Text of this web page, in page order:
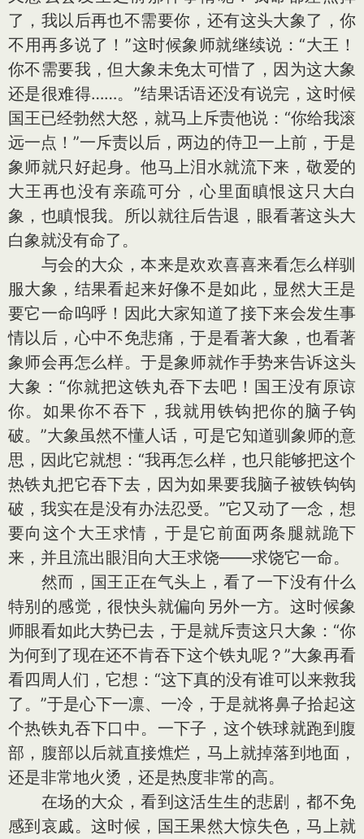
了，我以后再也不需要你，还有这头大象了，你
不用再多说了！”这时候象师就继续说：“大王！
你不需要我，但大象未免太可惜了，因为这大象
还是很难得……。”结果话语还没有说完，这时候
国王已经勃然大怒，就马上斥责他说：“你给我滚
远一点！”一斥责以后，两边的侍卫一上前，于是
象师就只好起身。他马上泪水就流下来，敬爱的
大王再也没有亲疏可分，心里面瞋恨这只大白
象，也瞋恨我。所以就往后告退，眼看著这头大
白象就没有命了。
与会的大众，本来是欢欢喜喜来看怎么样驯
服大象，结果看起来好像不是如此，显然大王是
要它一命呜呼！因此大家知道了接下来会发生事
情以后，心中不免悲痛，于是看著大象，也看著
象师会再怎么样。于是象师就作手势来告诉这头
大象：“你就把这铁丸吞下去吧！国王没有原谅
你。如果你不吞下，我就用铁钩把你的脑子钩
破。”大象虽然不懂人话，可是它知道驯象师的意
思，因此它就想：“我再怎么样，也只能够把这个
热铁丸把它吞下去，因为如果要我脑子被铁钩钩
破，我实在是没有办法忍受。”它又动了一念，想
要向这个大王求情，于是它前面两条腿就跪下
来，并且流出眼泪向大王求饶——求饶它一命。
然而，国王正在气头上，看了一下没有什么
特别的感觉，很快头就偏向另外一方。这时候象
师眼看如此大势已去，于是就斥责这只大象：“你
为何到了现在还不肯吞下这个铁丸呢？”大象再看
看四周人们，它想：“这下真的没有谁可以来救我
了。”于是心下一凛、一冷，于是就将鼻子拾起这
个热铁丸吞下口中。一下子，这个铁球就跑到腹
部，腹部以后就直接燋烂，马上就掉落到地面，
还是非常地火烫，还是热度非常的高。
在场的大众，看到这活生生的悲剧，都不免
感到哀戚。这时候，国王果然大惊失色，马上就